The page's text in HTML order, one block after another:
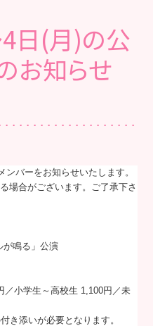
日(月)の公
お知らせ
ンバーをお知らせいたします。
場合がございます。ご了承下さ
が鳴る」公演
／小学生～高校生 1,100円／未
き添いが必要となります。